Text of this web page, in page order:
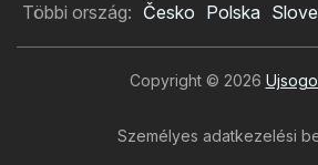
Többi ország: Česko Polska
Copyright © 2026
Személyes adatkezelési